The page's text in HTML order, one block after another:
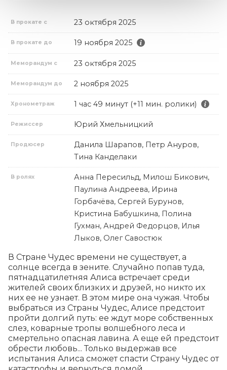
В прокате с 23 октября 2025
В прокате до 19 ноября 2025
Меморандум с 23 октября 2025
Меморандум до 2 ноября 2025
Хронометраж 1 час 49 минут (+11 мин. ролики)
Режиссер Юрий Хмельницкий
Продюсер
Данила Шарапов, Петр Ануров,
Тина Канделаки
В ролях
Анна Пересильд, Милош Бикович,
Паулина Андреева, Ирина
Горбачёва, Сергей Бурунов,
Кристина Бабушкина, Полина
Гухман, Андрей Федорцов, Илья
Лыков, Олег Савостюк
В Стране Чудес времени не существует, а
солнце всегда в зените. Случайно попав туда,
пятнадцатилетняя Алиса встречает среди
жителей своих близких и друзей, но никто их
них ее не узнает. В этом мире она чужая. Чтобы
выбраться из Страны Чудес, Алисе предстоит
пройти долгий путь: ее ждут море собственных
слез, коварные тропы волшебного леса и
смертельно опасная лавина. А еще ей предстоит
обрести любовь... Только выдержав все
испытания Алиса сможет спасти Страну Чудес от